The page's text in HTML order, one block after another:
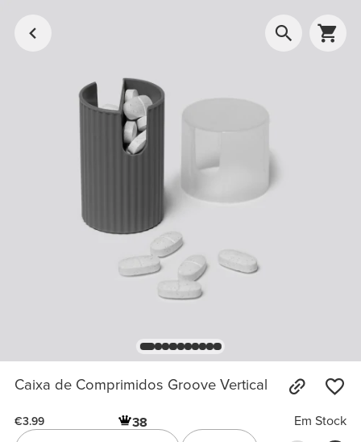
Caixa de Comprimidos Groove Vertical
€3.99 38
Em Stock